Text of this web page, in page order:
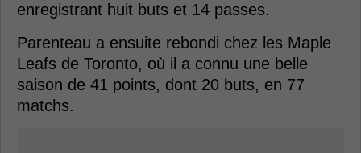
enregistrant huit buts et 14 passes.
Parenteau a ensuite rebondi chez les Maple
Leafs de Toronto, où il a connu une belle
saison de 41 points, dont 20 buts, en 77
matchs.